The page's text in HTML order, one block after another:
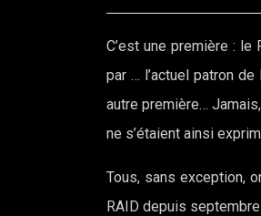
C’est une première :
par … l’actuel patron de
autre première…
ne s’étaient ainsi
Tous, sans exception,
RAID depuis